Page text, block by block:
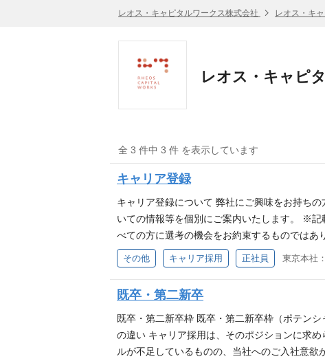
レオス・キャピタルワークス株式会社 レオス・キ
レオス・キャピ
全 3 件中 3 件 を表示しています
キャリア登録
キャリア登録について 弊社にご興味をお持ち
いての情報等を個別にご案内いたします。 ※
べての方に選考の機会をお約束するものでは
等がございますので、あらかじめご了承くださ
ーー ■運用本部 アナリストやファンドマネージ
客様への直接販売の２つの販売経路から営業活
る法定書類等を作成する部署もございます。
クロージャー部 ・コミュニケーション・セン
報IR活動を担当する本部です。 ・人事部 ・経
その他 キャリア採用 正社員
既卒・第二新卒
既卒・第二新卒枠 既卒・第二新卒枠（ポテン
の違い キャリア採用は、そのポジションに求
ルが不足しているものの、当社へのご入社意